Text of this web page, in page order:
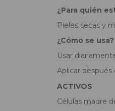
¿Para quién
Pieles secas y
¿Cómo se usa?
Usar
Aplicar después
ACTIVOS
Células madre